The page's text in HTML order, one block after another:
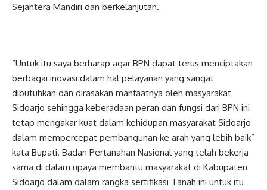
Sejahtera Mandiri dan berkelanjutan.
“Untuk itu saya berharap agar BPN dapat terus menciptakan
berbagai inovasi dalam hal pelayanan yang sangat
dibutuhkan dan dirasakan manfaatnya oleh masyarakat
Sidoarjo sehingga keberadaan peran dan fungsi dari BPN ini
tetap mengakar kuat dalam kehidupan masyarakat Sidoarjo
dalam mempercepat pembangunan ke arah yang lebih baik”
kata Bupati. Badan Pertanahan Nasional yang telah bekerja
sama di dalam upaya membantu masyarakat di Kabupaten
Sidoarjo dalam dalam rangka sertifikasi Tanah ini untuk itu